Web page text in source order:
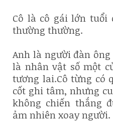
Cô là cô gái lớn
thường thường.
Anh là người đàn
là nhân vật số một
tương lai.Cô từng có
cốt ghi tâm, nhưng
không chiến thắng
ảm nhiên xoay người.